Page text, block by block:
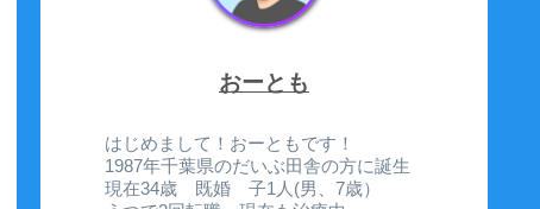
おーとも
はじめまして！おーともです！
1987年千葉県のだいぶ田舎の方に誕生
現在34歳 既婚 子1人(男、7歳）